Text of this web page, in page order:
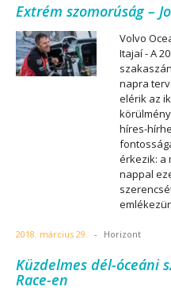
Extrém szomorúság –
Volvo
Itajaí - A
napra
elérik az
híres-
érkezik: a
nappal
2018. március 29. - Horizont
Küzdelmes dél-óceáni
Race-en